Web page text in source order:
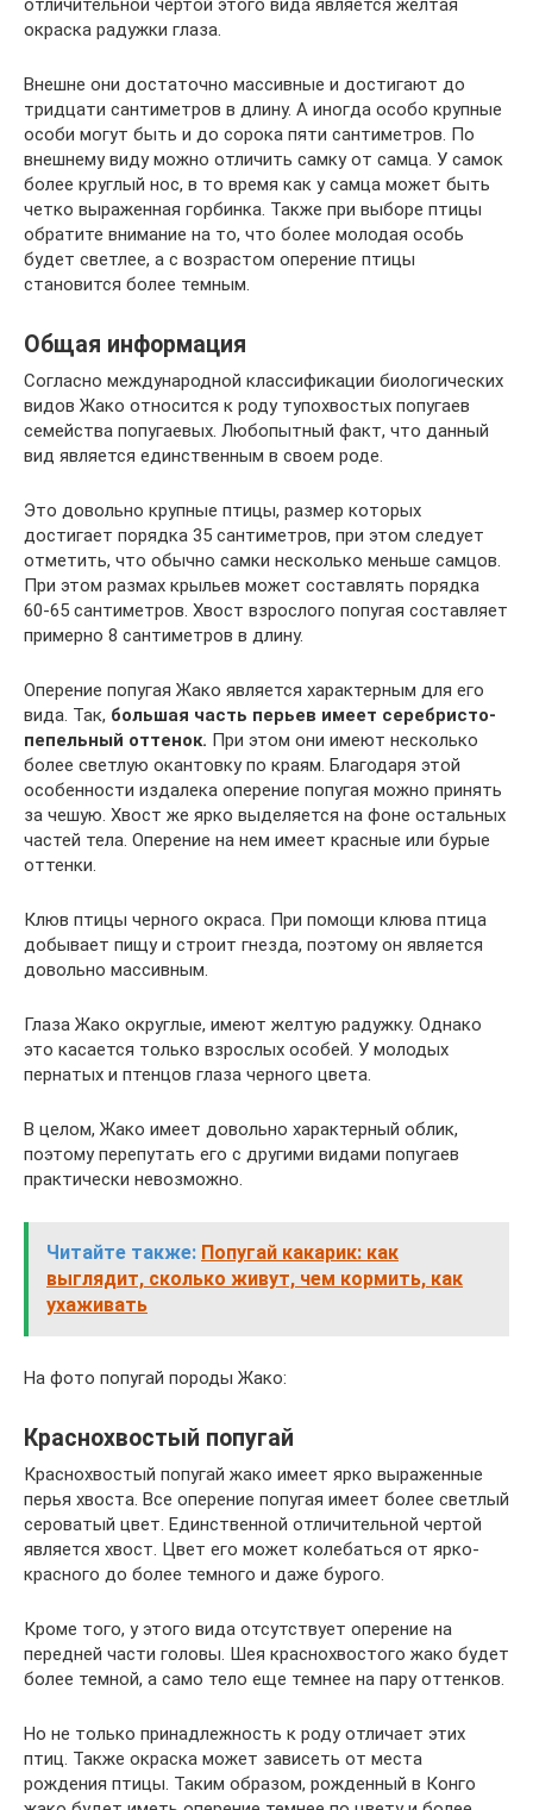
отличительной чертой этого вида является желтая
окраска радужки глаза.
Внешне они достаточно массивные и достигают до
тридцати сантиметров в длину. А иногда особо крупные
особи могут быть и до сорока пяти сантиметров. По
внешнему виду можно отличить самку от самца. У самок
более круглый нос, в то время как у самца может быть
четко выраженная горбинка. Также при выборе птицы
обратите внимание на то, что более молодая особь
будет светлее, а с возрастом оперение птицы
становится более темным.
Общая информация
Согласно международной классификации биологических
видов Жако относится к роду тупохвостых попугаев
семейства попугаевых. Любопытный факт, что данный
вид является единственным в своем роде.
Это довольно крупные птицы, размер которых
достигает порядка 35 сантиметров, при этом следует
отметить, что обычно самки несколько меньше самцов.
При этом размах крыльев может составлять порядка
60-65 сантиметров. Хвост взрослого попугая составляет
примерно 8 сантиметров в длину.
Оперение попугая Жако является характерным для его
вида. Так, большая часть перьев имеет серебристо-
пепельный оттенок. При этом они имеют несколько
более светлую окантовку по краям. Благодаря этой
особенности издалека оперение попугая можно принять
за чешую. Хвост же ярко выделяется на фоне остальных
частей тела. Оперение на нем имеет красные или бурые
оттенки.
Клюв птицы черного окраса. При помощи клюва птица
добывает пищу и строит гнезда, поэтому он является
довольно массивным.
Глаза Жако округлые, имеют желтую радужку. Однако
это касается только взрослых особей. У молодых
пернатых и птенцов глаза черного цвета.
В целом, Жако имеет довольно характерный облик,
поэтому перепутать его с другими видами попугаев
практически невозможно.
Читайте также: Попугай какарик: как
выглядит, сколько живут, чем кормить, как
ухаживать
На фото попугай породы Жако:
Краснохвостый попугай
Краснохвостый попугай жако имеет ярко выраженные
перья хвоста. Все оперение попугая имеет более светлый
сероватый цвет. Единственной отличительной чертой
является хвост. Цвет его может колебаться от ярко-
красного до более темного и даже бурого.
Кроме того, у этого вида отсутствует оперение на
передней части головы. Шея краснохвостого жако будет
более темной, а само тело еще темнее на пару оттенков.
Но не только принадлежность к роду отличает этих
птиц. Также окраска может зависеть от места
рождения птицы. Таким образом, рожденный в Конго